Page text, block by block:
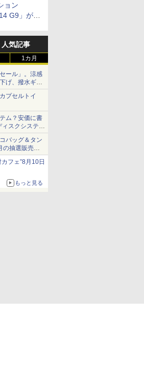
ョン
G9」が
気記事
1カ月
ール」。涼感
げ、撥水ギア
プセルトイ
ム？安価に書
ィスクシステ
バッグ＆タン
の抽選販売の
フェ”8月10日
もっと見る